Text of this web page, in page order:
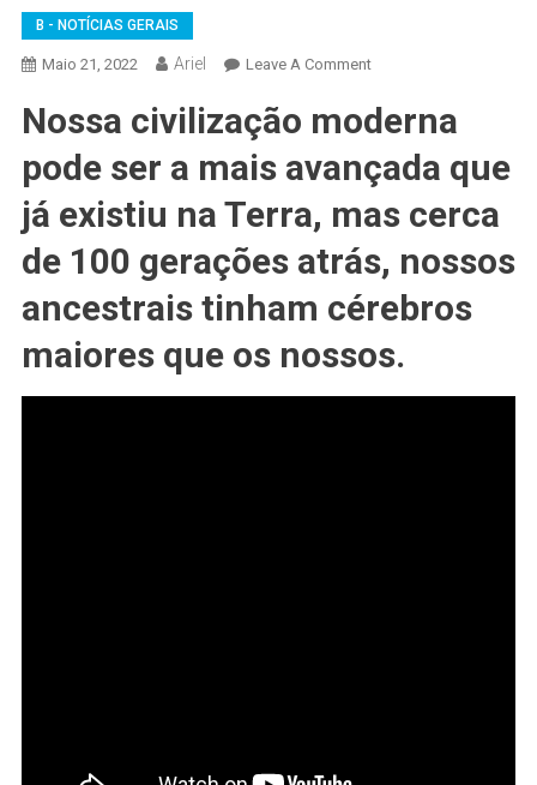
B - NOTÍCIAS GERAIS
Maio 21, 2022 Ariel Leave A CommentOn
Que
Cérebros
Eram
Maiores
3.000
Anos
Nossa civilização moderna
pode ser a mais avançada que
já existiu na Terra, mas cerca
de 100 gerações atrás, nossos
ancestrais tinham cérebros
maiores que os nossos.